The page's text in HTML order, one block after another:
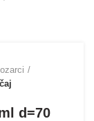
d=70